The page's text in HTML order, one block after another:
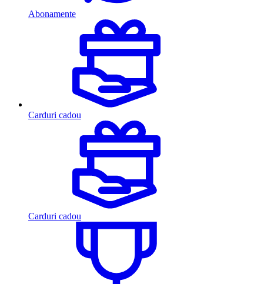
Abonamente
Carduri cadou
Carduri cadou